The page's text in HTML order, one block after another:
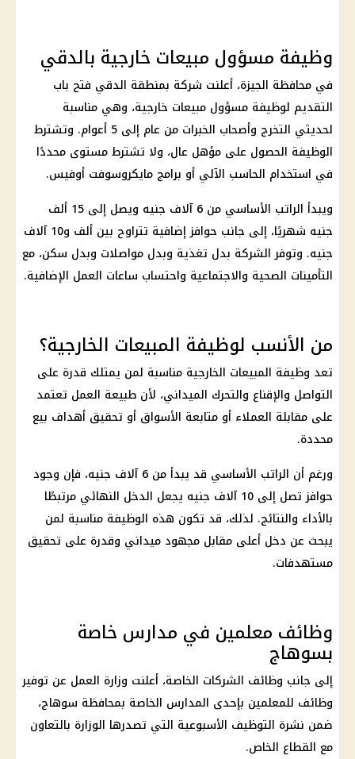
وظيفة مسؤول مبيعات خارجية بالدقي
في محافظة الجيزة، أعلنت شركة بمنطقة الدقي فتح باب
التقديم لوظيفة مسؤول مبيعات خارجية، وهي مناسبة
لحديثي التخرج وأصحاب الخبرات من عام إلى 5 أعوام. وتشترط
الوظيفة الحصول على مؤهل عال، ولا تشترط مستوى محددًا
في استخدام الحاسب الآلي أو برامج مايكروسوفت أوفيس.
ويبدأ الراتب الأساسي من 6 آلاف جنيه ويصل إلى 15 ألف
جنيه شهريًا، إلى جانب حوافز إضافية تتراوح بين ألف و10 آلاف
جنيه. وتوفر الشركة بدل تغذية وبدل مواصلات وبدل سكن، مع
التأمينات الصحية والاجتماعية واحتساب ساعات العمل الإضافية.
من الأنسب لوظيفة المبيعات الخارجية؟
تعد وظيفة المبيعات الخارجية مناسبة لمن يمتلك قدرة على
التواصل والإقناع والتحرك الميداني، لأن طبيعة العمل تعتمد
على مقابلة العملاء أو متابعة الأسواق أو تحقيق أهداف بيع
محددة.
ورغم أن الراتب الأساسي قد يبدأ من 6 آلاف جنيه، فإن وجود
حوافز تصل إلى 10 آلاف جنيه يجعل الدخل النهائي مرتبطًا
بالأداء والنتائج. لذلك، قد تكون هذه الوظيفة مناسبة لمن
يبحث عن دخل أعلى مقابل مجهود ميداني وقدرة على تحقيق
مستهدفات.
وظائف معلمين في مدارس خاصة
بسوهاج
إلى جانب وظائف الشركات الخاصة، أعلنت وزارة العمل عن توفير
وظائف للمعلمين بإحدى المدارس الخاصة بمحافظة سوهاج،
ضمن نشرة التوظيف الأسبوعية التي تصدرها الوزارة بالتعاون
مع القطاع الخاص.